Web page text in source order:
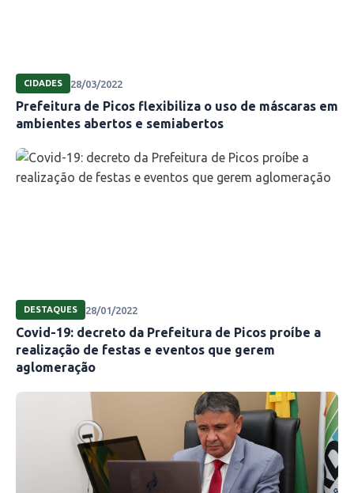
CIDADES 28/03/2022
Prefeitura de Picos flexibiliza o uso de máscaras em
ambientes abertos e semiabertos
DESTAQUES 28/01/2022
Covid-19: decreto da Prefeitura de Picos proíbe a
realização de festas e eventos que gerem
aglomeração